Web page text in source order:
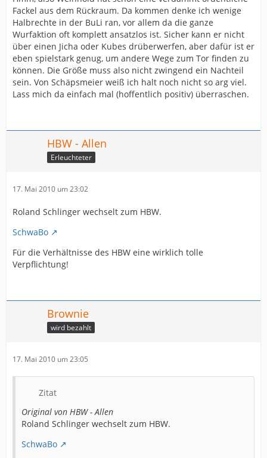
Fackel aus dem Rückraum. Da kommen denke ich wenige
Halbrechte in der BuLi ran, vor allem da die ganze
Wurfaktion oft komplett ansatzlos ist. Sicher kann er nicht
über einen Jicha oder Kubes drüberwerfen, aber dafür ist er
eben spielstark genug, um andere Wege zum Tor finden zu
können. Die Größe muss also nicht zwingend ein Nachteil
sein. Von Schäpsmeier weiß ich halt noch nicht so arg viel.
Lass mich da einfach mal (hoffentlich positiv) überraschen.
HBW - Allen
Erleuchteter
17. Mai 2010 um 23:02
Roland Schlinger wechselt zum HBW.
SchwaBo
Für die Verhältnisse des HBW eine wirklich tolle
Verpflichtung!
Brownie
wird bezahlt
17. Mai 2010 um 23:05
Zitat
Original von HBW - Allen
Roland Schlinger wechselt zum HBW.
SchwaBo